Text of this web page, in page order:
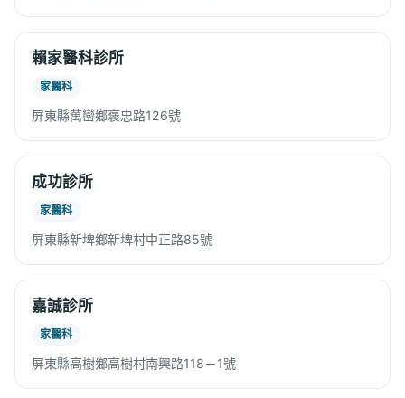
賴家醫科診所
家醫科
屏東縣萬巒鄉褒忠路126號
成功診所
家醫科
屏東縣新埤鄉新埤村中正路85號
嘉誠診所
家醫科
屏東縣高樹鄉高樹村南興路118－1號